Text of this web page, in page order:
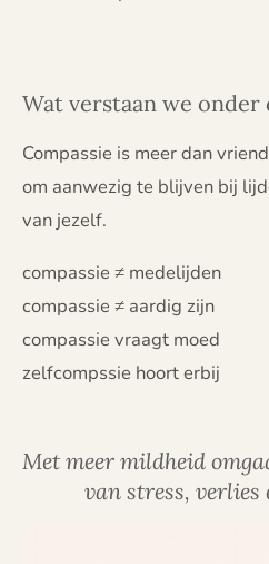
Wat verstaan we onder
Compassie is meer dan
om aanwezig te blijven bij
van jezelf.
compassie ≠ medelijden
compassie ≠ aardig zijn
compassie vraagt moed
zelfcompssie hoort erbij
Met meer mildheid
van stress, verlies